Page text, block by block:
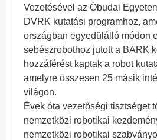
Vezetésével az Óbudai
DVRK kutatási programhoz,
országban egyedülálló módon
sebészrobothoz jutott a BARK
hozzáférést kaptak a robot
amelyre összesen 25 másik
világon.
Évek óta vezetőségi tisztséget
nemzetközi robotikai
nemzetközi robotikai